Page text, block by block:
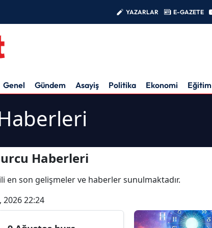
YAZARLAR E-GAZETE
Genel Gündem Asayiş Politika Ekonomi Eğitim
Haberleri
en son gelişmeler ve haberler sunulmaktadır.
2026 22:24